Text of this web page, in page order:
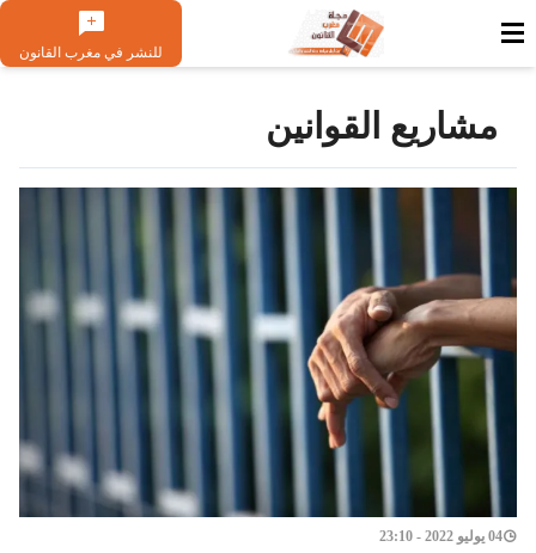
للنشر في مغرب القانون
مشاريع القوانين
04 يوليو 2022 - 23:10